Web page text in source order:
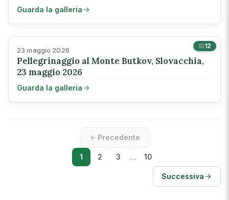
Guarda la galleria
12
23 maggio 2026
Pellegrinaggio al Monte Butkov, Slovacchia,
23 maggio 2026
Guarda la galleria
Precedente
1 2 3 … 10
Successiva